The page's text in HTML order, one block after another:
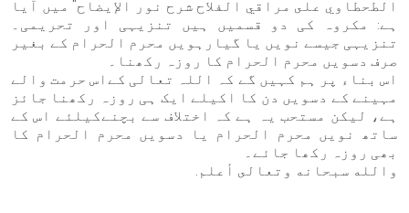
الطحطاوي على مراقي الفلاح شرح نور الإيضاح" میں آیا
ہے: مکروہ کی دو قسمیں ہیں تنزیہی اور تحریمی۔
تنزیہی جیسے نویں یا گیارہویں محرم الحرام کے بغیر
صرف دسویں محرم الحرام کا روزہ رکھنا۔
اس بناء پر ہم کہیں گے کہ اللہ تعالی کےاس حرمت والے
مہینے کے دسویں دن کا اکیلے ایک ہی روزہ رکھنا جائز
ہے، لیکن مستحب یہ ہے کہ اختلاف سے بچنےکیلئے اس کے
ساتھ نویں محرم الحرام یا دسویں محرم الحرام کا
بھی روزہ رکھا جائے۔
والله سبحانه وتعالى أعلم.